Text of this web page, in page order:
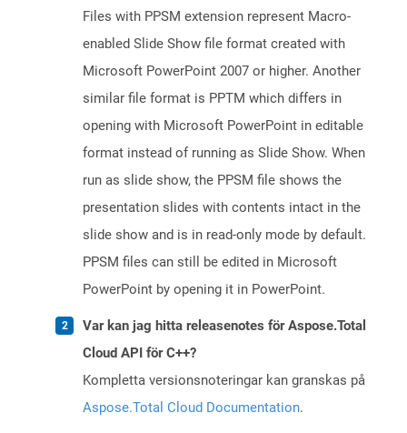
Files with PPSM extension represent Macro-
enabled Slide Show file format created with
Microsoft PowerPoint 2007 or higher. Another
similar file format is PPTM which differs in
opening with Microsoft PowerPoint in editable
format instead of running as Slide Show. When
run as slide show, the PPSM file shows the
presentation slides with contents intact in the
slide show and is in read-only mode by default.
PPSM files can still be edited in Microsoft
PowerPoint by opening it in PowerPoint.
Var kan jag hitta releasenotes för Aspose.Total
Cloud API för C++?
Kompletta versionsnoteringar kan granskas på
Aspose.Total Cloud Documentation.